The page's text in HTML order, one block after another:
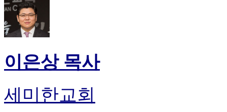
이은상 목사
세미한교회